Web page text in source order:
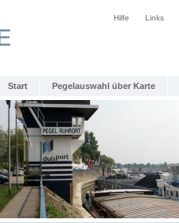
Hilfe Links
Start Pegelauswahl über Karte